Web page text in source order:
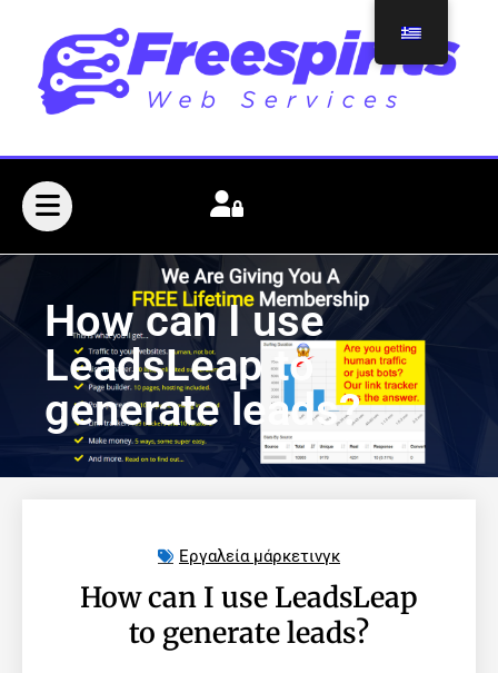
How can I use
LeadsLeap to
generate leads?
Εργαλεία μάρκετινγκ
How can I use LeadsLeap
to generate leads?